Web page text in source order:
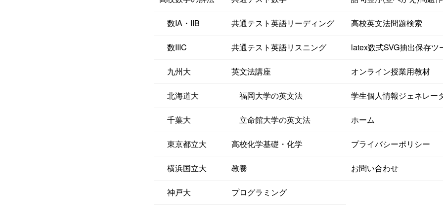
数IA・IIB
数IIIC
九州大
北海道大
千葉大
東京都立大
横浜国立大
神戸大
共通テスト英語リーディング
共通テスト英語リスニング
英文法講座
福岡大学の英文法
立命館大学の英文法
高校化学基礎・化学
教養
プログラミング
高校英文法問題検索
latex数式SVG抽出保存ツ
オンライン授業用教材
学生個人情報ジェネレー
ホーム
プライバシーポリシー
お問い合わせ